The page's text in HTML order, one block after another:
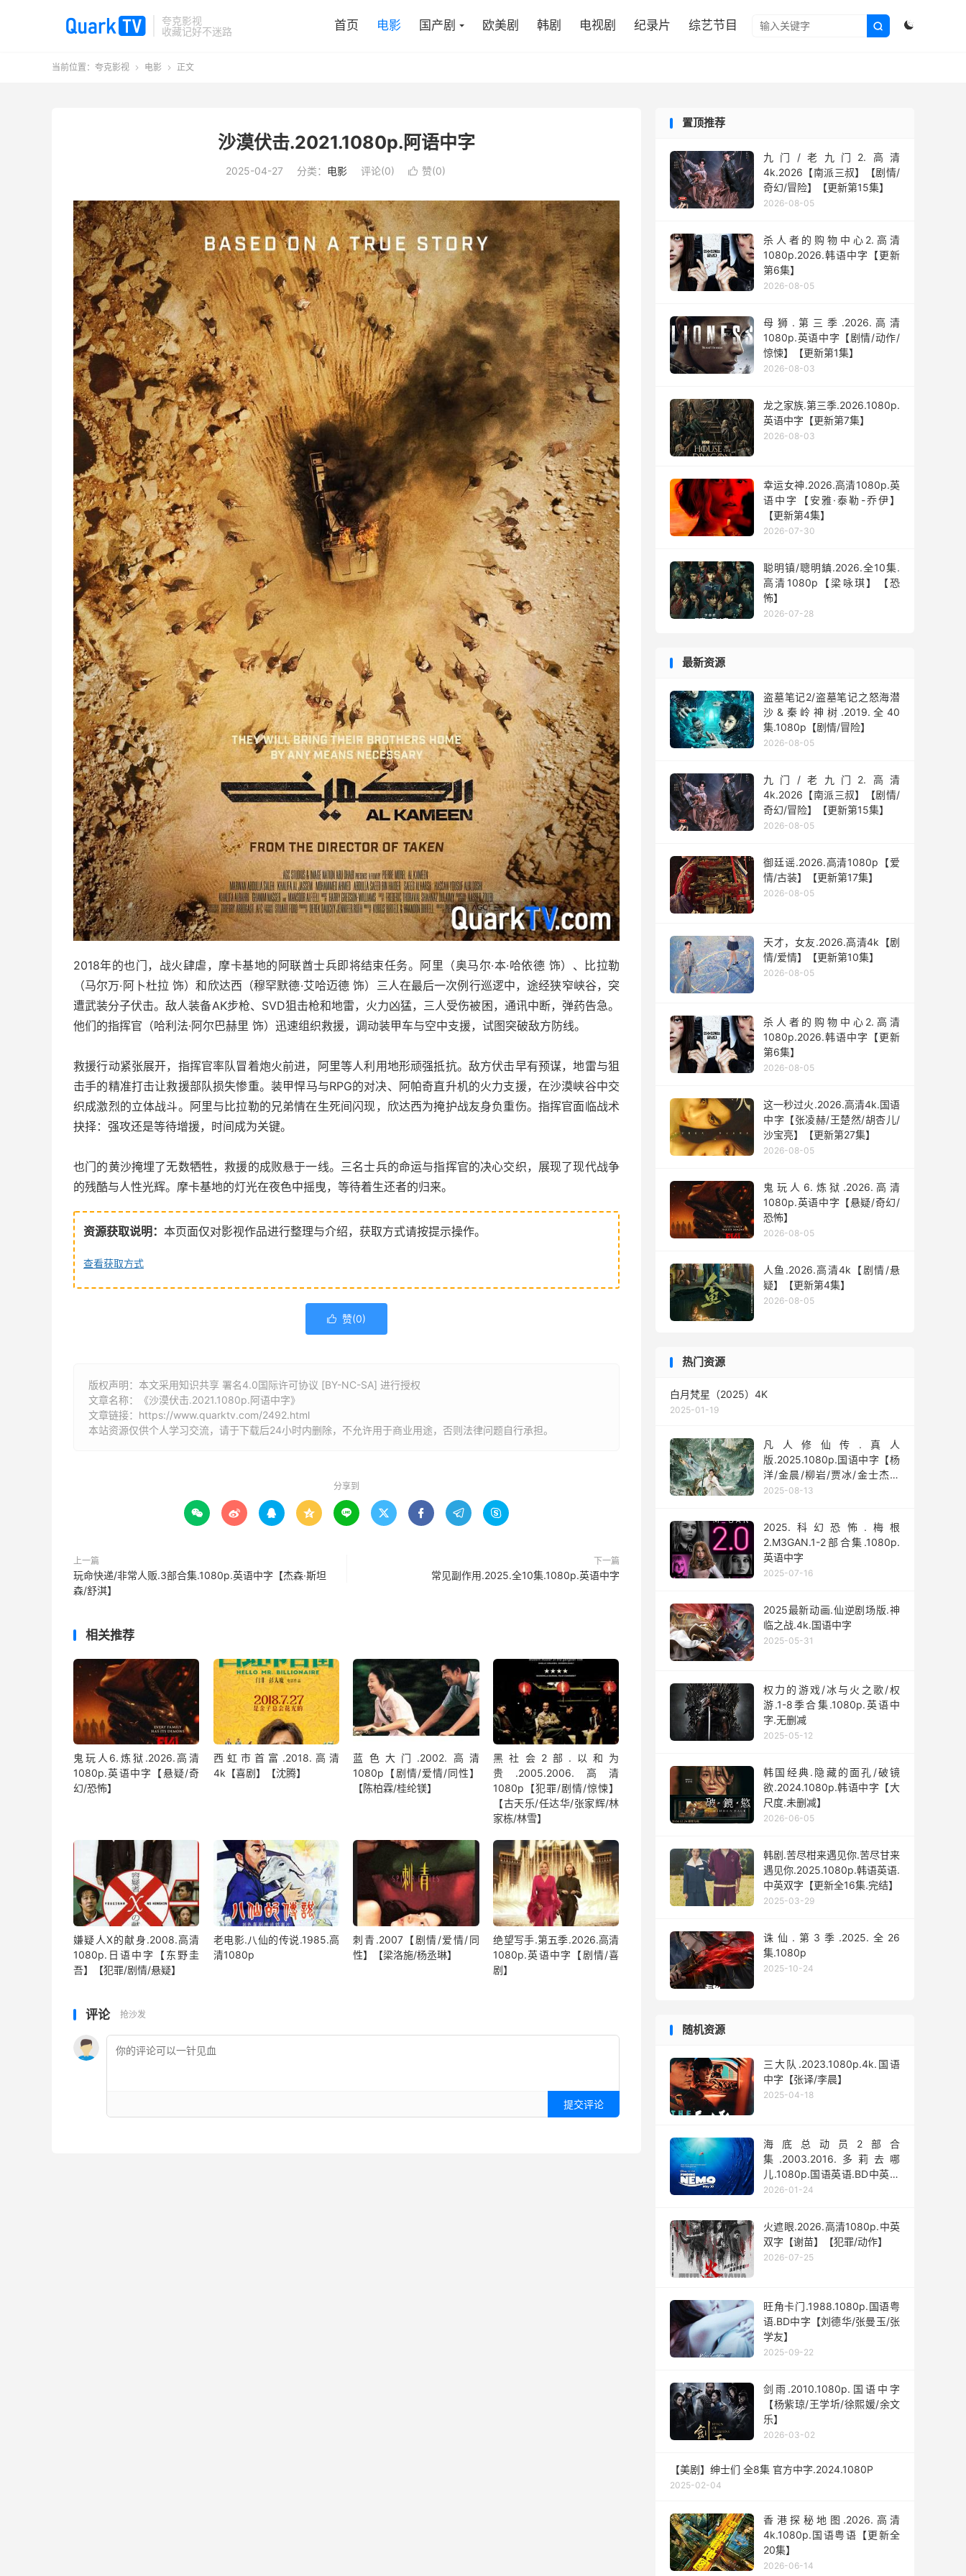
夸克影视
收藏记好不迷路


首页 电影 国产剧 欧美剧 韩剧 电视剧 纪录片 综艺节目
当前位置： 夸克影视  电影  正文
沙漠伏击.2021.1080p.阿语中字
2025-04-27 分类： 电影 评论(0)  赞(0)
2018年的也门，战火肆虐，摩卡基地的阿联酋士兵即将结束任务。阿里（奥马尔·本·哈依德 饰）、比拉勒
（马尔万·阿卜杜拉 饰）和欣达西（穆罕默德·艾哈迈德 饰）三人在最后一次例行巡逻中，途经狭窄峡谷，突
遭武装分子伏击。敌人装备AK步枪、SVD狙击枪和地雷，火力凶猛，三人受伤被困，通讯中断，弹药告急。
他们的指挥官（哈利法·阿尔巴赫里 饰）迅速组织救援，调动装甲车与空中支援，试图突破敌方防线。
救援行动紧张展开，指挥官率队冒着炮火前进，阿里等人利用地形顽强抵抗。敌方伏击早有预谋，地雷与狙
击手的精准打击让救援部队损失惨重。装甲悍马与RPG的对决、阿帕奇直升机的火力支援，在沙漠峡谷中交
织成激烈的立体战斗。阿里与比拉勒的兄弟情在生死间闪现，欣达西为掩护战友身负重伤。指挥官面临战术
抉择：强攻还是等待增援，时间成为关键。
也门的黄沙掩埋了无数牺牲，救援的成败悬于一线。三名士兵的命运与指挥官的决心交织，展现了现代战争
的残酷与人性光辉。摩卡基地的灯光在夜色中摇曳，等待着生还者的归来。
资源获取说明： 本页面仅对影视作品进行整理与介绍，获取方式请按提示操作。
查看获取方式
 赞(0)
版权声明：本文采用知识共享 署名4.0国际许可协议 [BY-NC-SA] 进行授权
文章名称：《沙漠伏击.2021.1080p.阿语中字》
文章链接： https://www.quarktv.com/2492.html
本站资源仅供个人学习交流，请于下载后24小时内删除，不允许用于商业用途，否则法律问题自行承担。
分享到
        
上一篇
玩命快递/非常人贩.3部合集.1080p.英语中字【杰森·斯坦
森/舒淇】
下一篇
常见副作用.2025.全10集.1080p.英语中字
相关推荐
鬼玩人6.炼狱.2026.高清
1080p.英语中字【悬疑/奇
幻/恐怖】
西虹市首富.2018.高清
4k【喜剧】【沈腾】
蓝色大门.2002.高清
1080p【剧情/爱情/同性】
【陈柏霖/桂纶镁】
黑社会2部.以和为
贵.2005.2006.高清
1080p【犯罪/剧情/惊悚】
【古天乐/任达华/张家辉/林
家栋/林雪】
嫌疑人X的献身.2008.高清
1080p.日语中字【东野圭
吾】【犯罪/剧情/悬疑】
老电影.八仙的传说.1985.高
清1080p
刺青.2007【剧情/爱情/同
性】【梁洛施/杨丞琳】
绝望写手.第五季.2026.高清
1080p.英语中字【剧情/喜
剧】
评论 抢沙发
提交评论
置顶推荐
九门/老九门2.高清
4k.2026【南派三叔】【剧情/
奇幻/冒险】【更新第15集】
2026-08-05
杀人者的购物中心2.高清
1080p.2026.韩语中字【更新
第6集】
2026-08-05
母狮.第三季.2026.高清
1080p.英语中字【剧情/动作/
惊悚】【更新第1集】
2026-08-03
龙之家族.第三季.2026.1080p.
英语中字【更新第7集】
2026-08-03
幸运女神.2026.高清1080p.英
语中字【安雅·泰勒-乔伊】
【更新第4集】
2026-07-30
聪明镇/聰明鎮.2026.全10集.
高清1080p【梁咏琪】【恐
怖】
2026-07-28
最新资源
盗墓笔记2/盗墓笔记之怒海潜
沙&秦岭神树.2019.全40
集.1080p【剧情/冒险】
2026-08-05
九门/老九门2.高清
4k.2026【南派三叔】【剧情/
奇幻/冒险】【更新第15集】
2026-08-05
御廷谣.2026.高清1080p【爱
情/古装】【更新第17集】
2026-08-05
天才，女友.2026.高清4k【剧
情/爱情】【更新第10集】
2026-08-05
杀人者的购物中心2.高清
1080p.2026.韩语中字【更新
第6集】
2026-08-05
这一秒过火.2026.高清4k.国语
中字【张凌赫/王楚然/胡杏儿/
沙宝亮】【更新第27集】
2026-08-05
鬼玩人6.炼狱.2026.高清
1080p.英语中字【悬疑/奇幻/
恐怖】
2026-08-05
人鱼.2026.高清4k【剧情/悬
疑】【更新第4集】
2026-08-05
热门资源
白月梵星（2025）4K
2025-01-19
凡人修仙传.真人
版.2025.1080p.国语中字【杨
洋/金晨/柳岩/贾冰/金士杰】
【全30集】
2025-08-13
2025.科幻恐怖.梅根
2.M3GAN.1-2部合集.1080p.
英语中字
2025-07-16
2025最新动画.仙逆剧场版.神
临之战.4k.国语中字
2025-05-31
权力的游戏/冰与火之歌/权
游.1-8季合集.1080p.英语中
字.无删减
2025-05-12
韩国经典.隐藏的面孔/破镜
欲.2024.1080p.韩语中字【大
尺度.未删减】
2026-06-05
韩剧.苦尽柑来遇见你.苦尽甘来
遇见你.2025.1080p.韩语英语.
中英双字【更新全16集.完结】
2025-03-29
诛仙.第3季.2025.全26
集.1080p
2025-10-24
随机资源
三大队.2023.1080p.4k.国语
中字【张译/李晨】
2025-04-18
海底总动员2部合
集.2003.2016.多莉去哪
儿.1080p.国语英语.BD中英双
字
2026-01-24
火遮眼.2026.高清1080p.中英
双字【谢苗】【犯罪/动作】
2026-07-25
旺角卡门.1988.1080p.国语粤
语.BD中字【刘德华/张曼玉/张
学友】
2025-09-22
剑雨.2010.1080p.国语中字
【杨紫琼/王学圻/徐熙媛/余文
乐】
2026-03-02
【美剧】绅士们 全8集 官方中字.2024.1080P
2025-02-04
香港探秘地图.2026.高清
4k.1080p.国语粤语【更新全
20集】
2026-06-14